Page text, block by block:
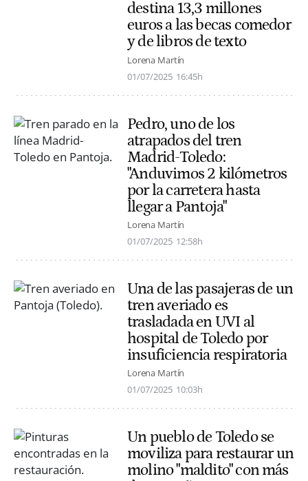
destina 13,3 millones
euros a las becas comedor
y de libros de texto
Lorena Martín
01/07/2025 16:45h
Pedro, uno de los
atrapados del tren
Madrid-Toledo:
"Anduvimos 2 kilómetros
por la carretera hasta
llegar a Pantoja"
Lorena Martín
01/07/2025 12:58h
Una de las pasajeras de un
tren averiado es
trasladada en UVI al
hospital de Toledo por
insuficiencia respiratoria
Lorena Martín
01/07/2025 10:03h
Un pueblo de Toledo se
moviliza para restaurar un
molino "maldito" con más